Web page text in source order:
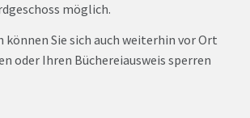
möglich.
Sie sich auch weiterhin vor Ort
oder Ihren Büchereiausweis sperren